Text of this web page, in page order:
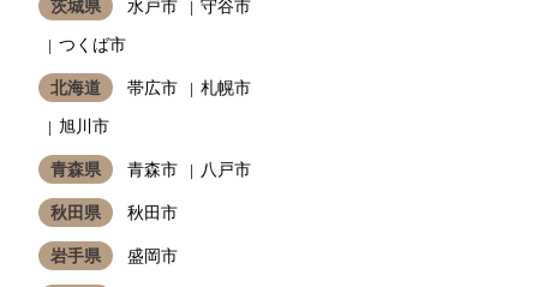
茨城県 水戸市
守谷市
つくば市
北海道 帯広市
札幌市
旭川市
青森県 青森市 八戸市
秋田県 秋田市
岩手県 盛岡市